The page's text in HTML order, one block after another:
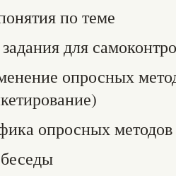
по теме
для
опросных
опросных методов